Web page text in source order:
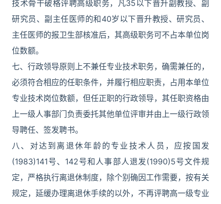
技术骨干破格评聘高级职务，凡35以下晋升副教授、副
研究员、副主任医师的和40岁以下晋升教授、研究员、
主任医师的报卫生部核准后，其高级职务可不占本单位岗
位数额。
七、行政领导原则上不兼任专业技术职务，确需兼任的，
必须符合相应的任职条件，并履行相应职责，占用本单位
专业技术岗位数额，但任正职的行政领导，其任职资格由
上一级人事部门负责委托其他单位评审并由上一级行政领
导聘任、签发聘书。
八、对达到离退休年龄的专业技术人员，应按国发
(1983)141号、142号和人事部人退发(1990)5号文件规
定，严格执行离退休制度，除个别确因工作需要，按有关
规定，延缓办理离退休手续的以外，不再评聘高一级专业